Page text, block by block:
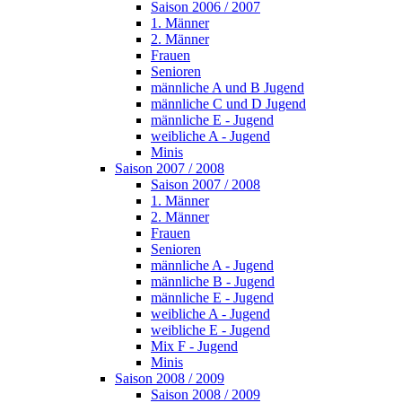
Saison 2006 / 2007
1. Männer
2. Männer
Frauen
Senioren
männliche A und B Jugend
männliche C und D Jugend
männliche E - Jugend
weibliche A - Jugend
Minis
Saison 2007 / 2008
Saison 2007 / 2008
1. Männer
2. Männer
Frauen
Senioren
männliche A - Jugend
männliche B - Jugend
männliche E - Jugend
weibliche A - Jugend
weibliche E - Jugend
Mix F - Jugend
Minis
Saison 2008 / 2009
Saison 2008 / 2009